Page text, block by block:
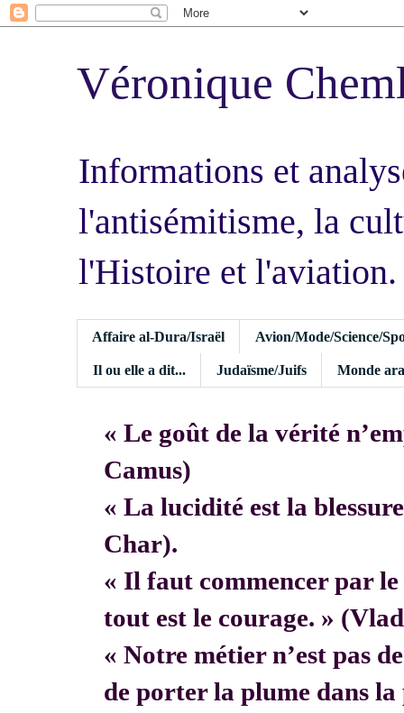
Véronique
Informations et
l'antisémitisme, la
l'Histoire et l'aviation.
Affaire al-Dura/Israël Avion/Mode/Science/
Il ou elle a dit... Judaïsme/Juifs Monde
« Le goût de la vérité
Camus)
« La lucidité est la
Char).
« Il faut commencer par le
tout est le courage. »
« Notre métier n’est pas
de porter la plume dans